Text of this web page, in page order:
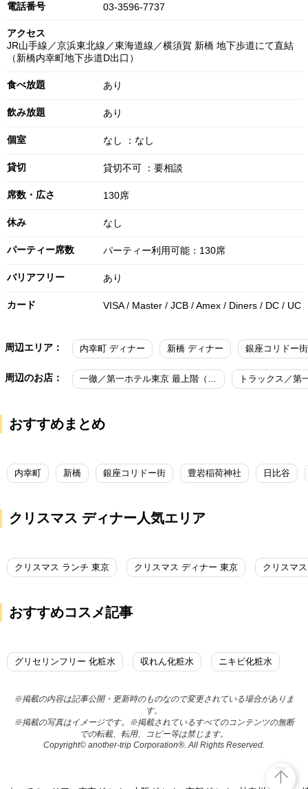
電話番号 03-3596-7737
アクセス
JR山手線／京浜東北線／東海道線／横須賀 新橋 地下歩道にて直結
（新橋内幸町地下歩道D出口）
食べ放題 あり
飲み放題 あり
個室 なし ：なし
貸切 貸切不可 ：要相談
席数・広さ 130席
休み なし
パーティー席数 パーティー利用可能：130席
バリアフリー あり
カード VISA / Master / JCB / Amex / Diners / DC / UC
周辺エリア： 内幸町 ディナー 新橋 ディナー 銀座コリドー
周辺のお店： 一徹／第一ホテル東京 最上階（21階） トラックス／第
おすすめまとめ
内幸町 新橋 銀座コリドー街 豊岩稲荷神社 日比谷
クリスマス ディナー人気エリア
クリスマス ランチ 東京 クリスマス ディナー 東京 クリスマ
おすすめコスメ記事
グリセリンフリー 化粧水 収れん化粧水 ニキビ化粧水
top
※掲載の内容は記事公開・更新時のものなので変更されている場合がありま
す。
※掲載の写真はイメージです。※掲載されているすべてのコンテンツの無断
での転載、転用、コピー等は禁じます。
Copyright© another-trip Corporation®. All Rights Reserved.